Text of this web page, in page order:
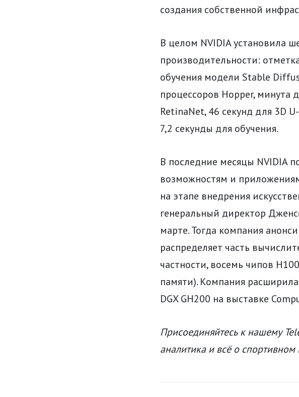
создания собственной
В целом NVIDIA установила
производительности:
обучения модели Stable
процессоров Hopper, минута
RetinaNet, 46 секунд для 3D
7,2 секунды для обучения.
В последние месяцы NVIDIA
возможностям и
на этапе внедрения
генеральный директор
марте. Тогда компания
распределяет часть
частности, восемь чипов
памяти). Компания
DGX GH200 на выставке
Присоединяйтесь к нашему
аналитика и всё о